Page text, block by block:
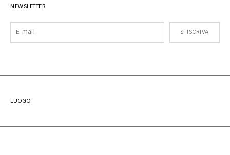
NEWSLETTER
SI ISCRIVA
LUOGO